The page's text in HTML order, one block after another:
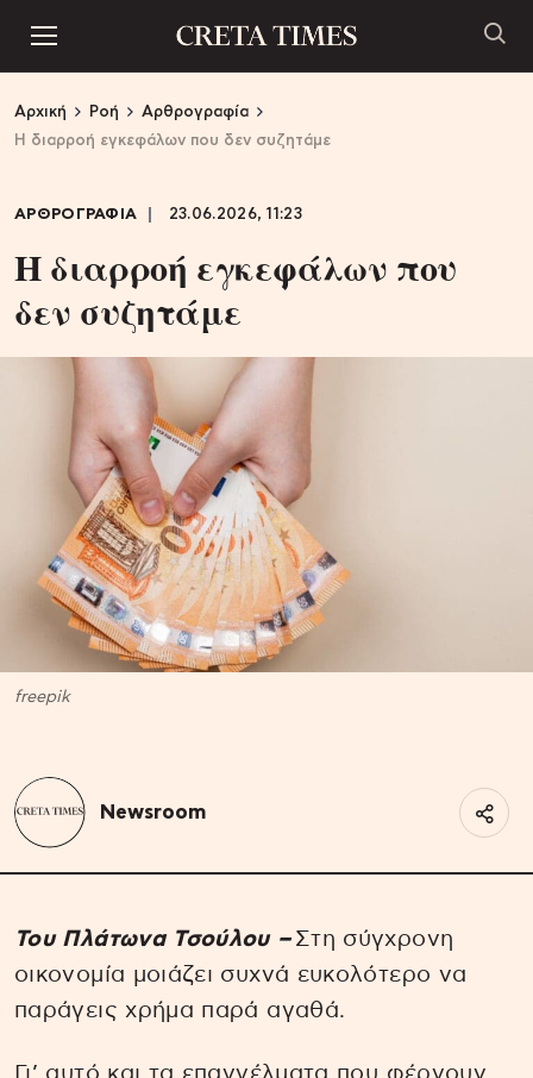
Αρχική Ροή
Αρθρογραφία
Η διαρροή εγκεφάλων που δεν συζητάμε
ΑΡΘΡΟΓΡΑΦΙΑ 23.06.2026, 11:23
Η διαρροή εγκεφάλων που
δεν συζητάμε
freepik
Newsroom
Toυ Πλάτωνα Τσούλου –Στη σύγχρονη
οικονομία μοιάζει συχνά ευκολότερο να
παράγεις χρήμα παρά αγαθά.
Γι’ αυτό και τα επαγγέλματα που φέρνουν